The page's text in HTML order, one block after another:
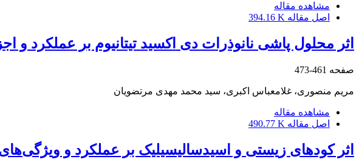
مشاهده مقاله
اصل مقاله 394.16 K
اثر محلول پاشی نانوذرات دی اکسید تیتانیوم بر
صفحه 461-473
مریم منصوری، غلامعباس اکبری، سید محمد مهدی مرتضویان
مشاهده مقاله
اصل مقاله 490.77 K
اثر کودهای زیستی و اسید‌سالیسیلیک بر عملکرد و